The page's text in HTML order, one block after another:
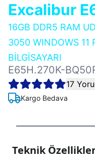
Excalibur
16GB DDR5 RAM
3050 WINDOWS 11
BİLGİSAYARI
E65H.270K-
17
Kargo Bedava
Teknik